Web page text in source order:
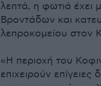
λεπτά, η φωτιά έχει
Βροντάδων και
λεπροκομείου στον
«Η περιοχή του
επιχειρούν